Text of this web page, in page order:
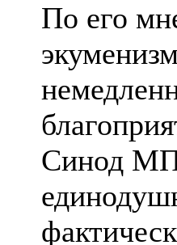
По его
Синод МП